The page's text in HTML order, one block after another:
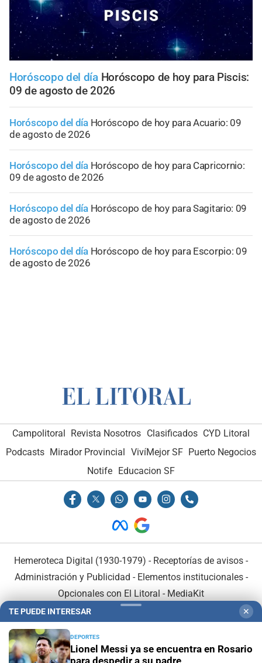
Horóscopo del día Horóscopo de hoy para Piscis:
09 de agosto de 2026
Horóscopo del día Horóscopo de hoy para Acuario: 09
de agosto de 2026
Horóscopo del día Horóscopo de hoy para Capricornio:
09 de agosto de 2026
Horóscopo del día Horóscopo de hoy para Sagitario: 09
de agosto de 2026
Horóscopo del día Horóscopo de hoy para Escorpio: 09
de agosto de 2026
Campolitoral Revista Nosotros Clasificados CYD Litoral
Podcasts Mirador Provincial VivíMejor SF Puerto Negocios
Notife Educacion SF
Hemeroteca Digital (1930-1979) - Receptorías de avisos -
Administración y Publicidad - Elementos institucionales-
Opcionales con El Litoral - MediaKit
TE PUEDE INTERESAR ✕
DEPORTES
Lionel Messi ya se encuentra en Rosario
para despedir a su padre